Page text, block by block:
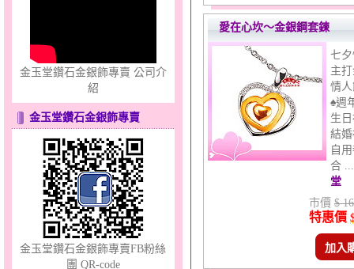
聽見愛～男金鋼手鍊
金玉堂鑽石金銀飾專賣 公司介
紹
金玉堂鑽石金銀飾專賣
金玉堂鑽石金銀飾專賣FB粉絲
團 QR-code
愛在心坎～金銀鋼套鍊
七
主
情
♠週
生
結
自
合
堂
市價 $
特惠價
加入